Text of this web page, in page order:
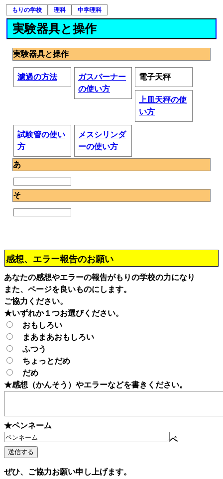
もりの学校 理科 中学理科
実験器具と操作
実験器具と操作
濾過の方法
ガスバーナー
の使い方
電子天秤
上皿天秤の使
い方
試験管の使い
方
メスシリンダ
ーの使い方
あ
そ
感想、エラー報告のお願い
あなたの感想やエラーの報告がもりの学校の力になり
また、ページを良いものにします。
ご協力ください。
★いずれか１つお選びください。
おもしろい
まあまあおもしろい
ふつう
ちょっとだめ
だめ
★感想（かんそう）やエラーなどを書きください。
★ペンネーム
ペ
ぜひ、ご協力お願い申し上げます。